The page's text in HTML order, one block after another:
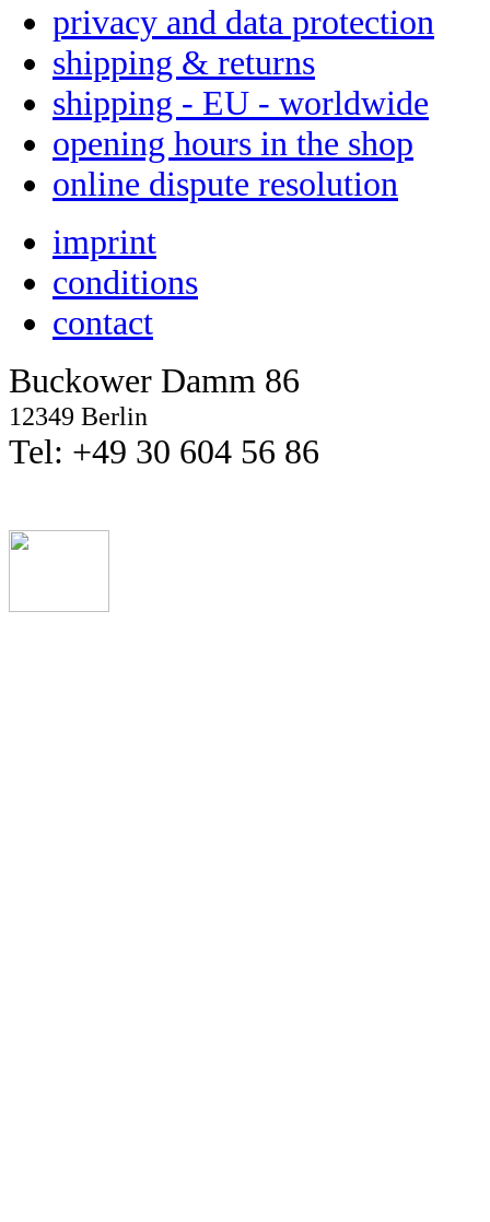
privacy and data protection
shipping & returns
shipping - EU - worldwide
opening hours in the shop
online dispute resolution
imprint
conditions
contact
Buckower Damm 86
12349 Berlin
Tel: +49 30 604 56 86